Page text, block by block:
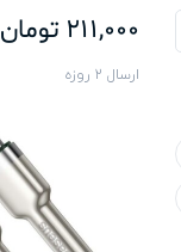
211,000 تومان
ارسال 2 روزه